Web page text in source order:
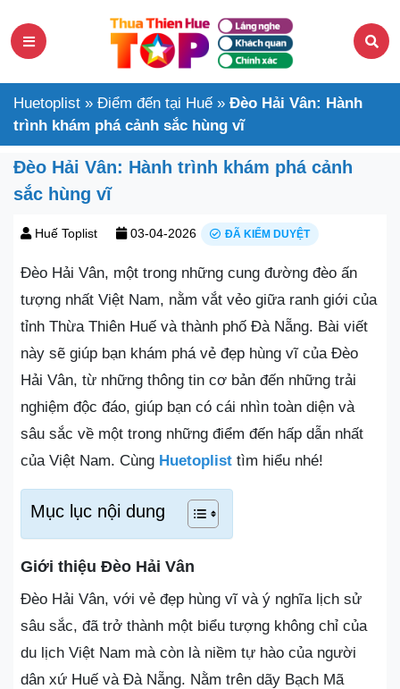
Huetoplist » Điểm đến tại Huế » Đèo Hải Vân: Hành
trình khám phá cảnh sắc hùng vĩ
Đèo Hải Vân: Hành trình khám phá cảnh
sắc hùng vĩ
Huế Toplist 03-04-2026 ĐÃ KIỂM DUYỆT
Đèo Hải Vân, một trong những cung đường đèo ấn
tượng nhất Việt Nam, nằm vắt vẻo giữa ranh giới của
tỉnh Thừa Thiên Huế và thành phố Đà Nẵng. Bài viết
này sẽ giúp bạn khám phá vẻ đẹp hùng vĩ của Đèo
Hải Vân, từ những thông tin cơ bản đến những trải
nghiệm độc đáo, giúp bạn có cái nhìn toàn diện và
sâu sắc về một trong những điểm đến hấp dẫn nhất
của Việt Nam. Cùng Huetoplist tìm hiểu nhé!
Mục lục nội dung
Giới thiệu Đèo Hải Vân
Đèo Hải Vân, với vẻ đẹp hùng vĩ và ý nghĩa lịch sử
sâu sắc, đã trở thành một biểu tượng không chỉ của
du lịch Việt Nam mà còn là niềm tự hào của người
dân xứ Huế và Đà Nẵng. Nằm trên dãy Bạch Mã